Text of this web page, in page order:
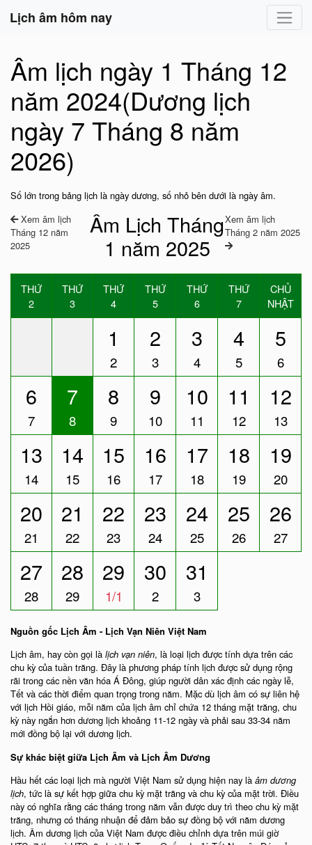
Lịch âm hôm nay
Âm lịch ngày 1 Tháng 12
năm 2024(Dương lịch
ngày 7 Tháng 8 năm
2026)
Số lớn trong bảng lịch là ngày dương, số nhỏ bên dưới là ngày âm.
Xem âm lịch
Tháng 12 năm
2025
Âm Lịch Tháng
1 năm 2025
Xem âm lịch
Tháng 2 năm 2025
THỨ
2
THỨ
3
THỨ
4
THỨ
5
THỨ
6
THỨ
7
CHỦ
NHẬT
1
2
2
3
3
4
4
5
5
6
6
7
7
8
8
9
9
10
10
11
11
12
12
13
13
14
14
15
15
16
16
17
17
18
18
19
19
20
20
21
21
22
22
23
23
24
24
25
25
26
26
27
27
28
28
29
29
1/1
30
2
31
3
Nguồn gốc Lịch Âm - Lịch Vạn Niên Việt Nam
Lịch âm, hay còn gọi là lịch vạn niên, là loại lịch được tính dựa trên các
chu kỳ của tuần trăng. Đây là phương pháp tính lịch được sử dụng rộng
rãi trong các nền văn hóa Á Đông, giúp người dân xác định các ngày lễ,
Tết và các thời điểm quan trọng trong năm. Mặc dù lịch âm có sự liên hệ
với lịch Hồi giáo, mỗi năm của lịch âm chỉ chứa 12 tháng mặt trăng, chu
kỳ này ngắn hơn dương lịch khoảng 11-12 ngày và phải sau 33-34 năm
mới đồng bộ lại với dương lịch.
Sự khác biệt giữa Lịch Âm và Lịch Âm Dương
Hầu hết các loại lịch mà người Việt Nam sử dụng hiện nay là âm dương
lịch, tức là sự kết hợp giữa chu kỳ mặt trăng và chu kỳ của mặt trời. Điều
này có nghĩa rằng các tháng trong năm vẫn được duy trì theo chu kỳ mặt
trăng, nhưng có tháng nhuận để đảm bảo sự đồng bộ với năm dương
lịch. Âm dương lịch của Việt Nam được điều chỉnh dựa trên múi giờ